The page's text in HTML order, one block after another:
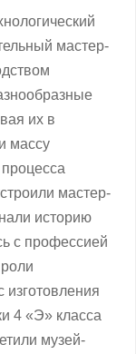
мастер-
их в
массу
мастер-
историю
с профессией
изготовления
4 «Э» класса
музей-